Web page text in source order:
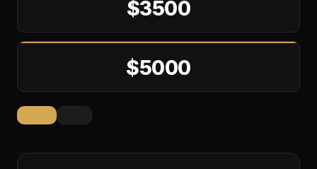
$3500
$5000